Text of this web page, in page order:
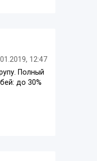
12:47
Полный
до 30%